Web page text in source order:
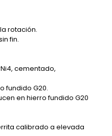
rotación.
fin.
cementado,
fundido G20.
en hierro fundido G20
calibrado a elevada